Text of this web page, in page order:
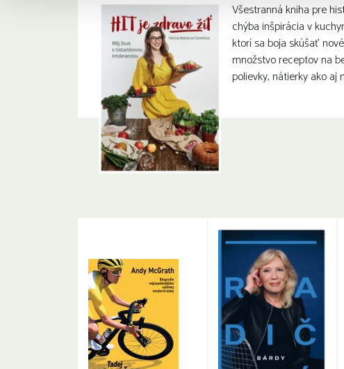
Všestranná kniha pre
chýba inšpirácia v
ktorí sa boja skúšať
množstvo receptov na
polievky, nátierky ako aj